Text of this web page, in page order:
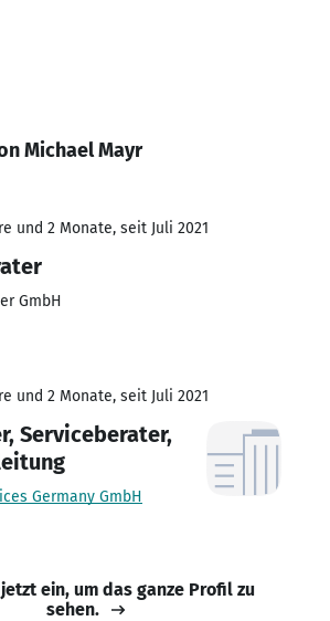
Michael Mayr
und 2 Monate, seit Juli 2021
GmbH
und 2 Monate, seit Juli 2021
Serviceberater,
Germany GmbH
ein, um das ganze Profil zu
sehen.